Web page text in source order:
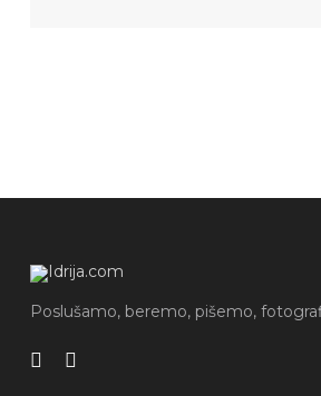
Poslušamo, beremo, pišemo,